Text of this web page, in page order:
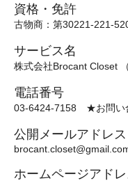
資格・免許
古物商：第30221-221-
サービス名
株式会社Brocant Closet
電話番号
03-6424-7158 ★お問い
公開メールアドレス
ホームページアドレ